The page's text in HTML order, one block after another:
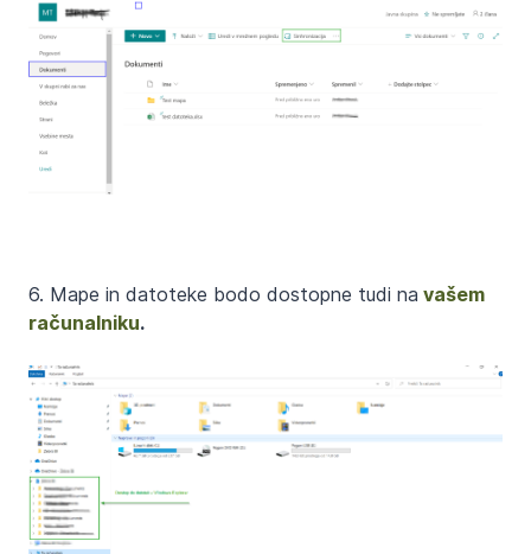
6. Mape in datoteke bodo dostopne tudi na vašem
računalniku.